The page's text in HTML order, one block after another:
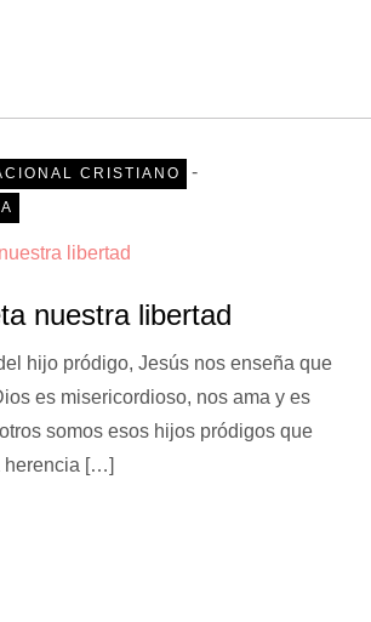
CRISTIANO -
nuestra libertad
hijo pródigo, Jesús nos enseña que
es misericordioso, nos ama y es
somos esos hijos pródigos que
herencia […]